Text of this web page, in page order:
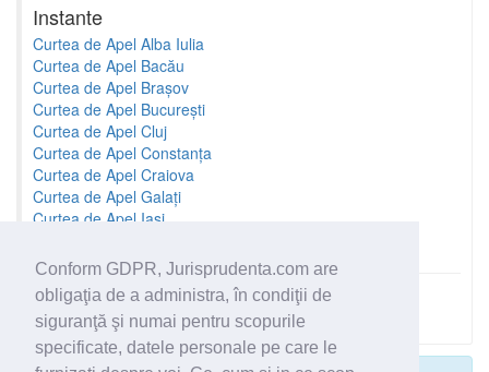
Conform GDPR, Jurisprudenta.com are
obligaţia de a administra, în condiţii de
siguranţă şi numai pentru scopurile
specificate, datele personale pe care le
Instante
Curtea de Apel Alba Iulia
Curtea de Apel Bacău
Curtea de Apel Brașov
Curtea de Apel București
Curtea de Apel Cluj
Curtea de Apel Constanța
Curtea de Apel Craiova
Curtea de Apel Galați
Curtea de Apel Iași
Toate instantele